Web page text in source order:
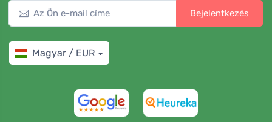
Bejelentkezés
Magyar / EUR